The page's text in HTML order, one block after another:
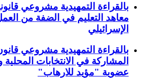
بالقراءة التمهيدية مشروعي
معاهد التعليم في الضفة من
الإسرائيلي
بالقراءة التمهيدية مشروعي
المشاركة في الانتخابات
عضوية "مؤيد للارهاب"